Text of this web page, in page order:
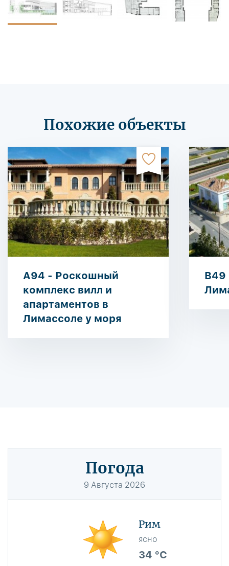
Похожие объекты
A94 - Роскошный
комплекс вилл и
апартаментов в
Лимассоле у моря
B49
Погода
9 Августа 2026
Рим
ясно
34 °C